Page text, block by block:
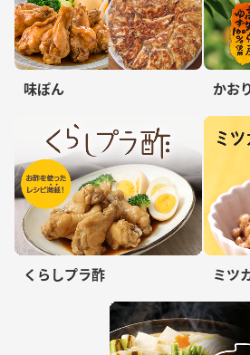
味ぽん かお
くらしプラ酢 ミツ